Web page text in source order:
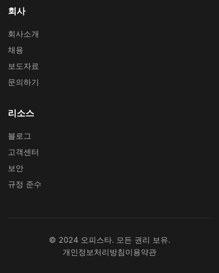
회사
회사소개
채용
보도자료
문의하기
리소스
블로그
고객센터
보안
규정 준수
© 2024 오피스타. 모든 권리 보유.
개인정보처리방침이용약관